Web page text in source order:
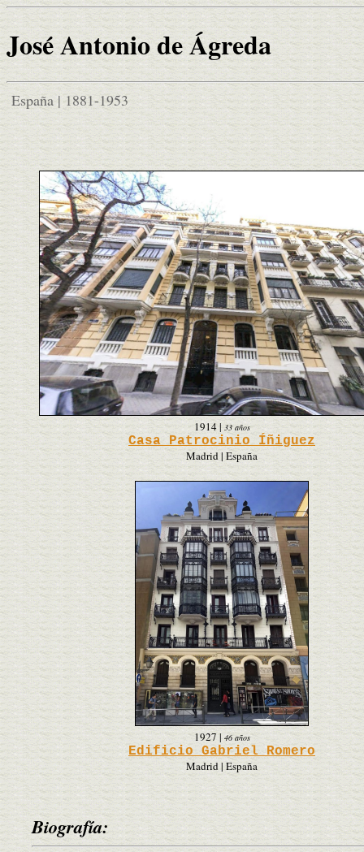
José Antonio de Ágreda
España | 1881-1953
1914| 33 años
Casa Patrocinio Íñiguez
Madrid | España
1927| 46 años
Edificio Gabriel Romero
Madrid | España
Biografía: